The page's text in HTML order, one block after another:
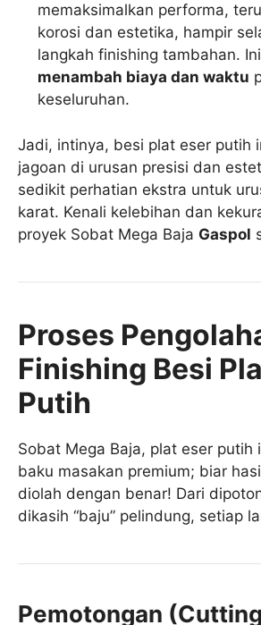
memaksimalkan performa,
korosi dan estetika, hampir
langkah finishing tambahan.
menambah biaya dan waktu
keseluruhan.
Jadi, intinya, besi plat eser putih
jagoan di urusan presisi dan
sedikit perhatian ekstra untuk
karat. Kenali kelebihan dan
proyek Sobat Mega Baja Gaspol
Proses
Finishing Besi
Putih
Sobat Mega Baja, plat eser putih
baku masakan premium; biar
diolah dengan benar! Dari
dikasih “baju” pelindung, setiap
Pemotongan